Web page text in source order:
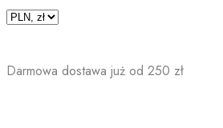
Skip
Darmowa dostawa już od 250 zł